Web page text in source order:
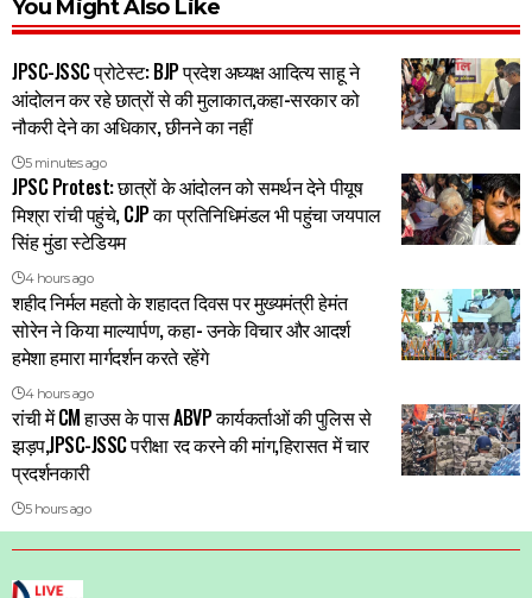
You Might Also Like
JPSC-JSSC प्रोटेस्ट: BJP प्रदेश अघ्यक्ष आदित्य साहू ने
आंदोलन कर रहे छात्रों से की मुलाकात,कहा-सरकार को
नौकरी देने का अधिकार, छीनने का नहीं
5 minutes ago
JPSC Protest: छात्रों के आंदोलन को समर्थन देने पीयूष
मिश्रा रांची पहुंचे, CJP का प्रतिनिधिमंडल भी पहुंचा जयपाल
सिंह मुंडा स्टेडियम
4 hours ago
शहीद निर्मल महतो के शहादत दिवस पर मुख्यमंत्री हेमंत
सोरेन ने किया माल्यार्पण, कहा- उनके विचार और आदर्श
हमेशा हमारा मार्गदर्शन करते रहेंगे
4 hours ago
रांची में CM हाउस के पास ABVP कार्यकर्ताओं की पुलिस से
झड़प,JPSC-JSSC परीक्षा रद करने की मांग,हिरासत में चार
प्रदर्शनकारी
5 hours ago